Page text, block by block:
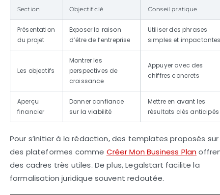
Section Objectif clé Conseil pratique
Présentation
du projet
Exposer la raison
d’être de l’entreprise
Utiliser des phrases
simples et
Les objectifs
Montrer les
perspectives de
croissance
Appuyer avec des
chiffres concrets
Aperçu
financier
Donner confiance
sur la viabilité
Mettre en avant les
résultats clés anticipés
Pour s’initier à la rédaction, des templates proposés sur
des plateformes comme Créer Mon Business Plan
des cadres très utiles. De plus, Legalstart facilite la
formalisation juridique souvent redoutée.